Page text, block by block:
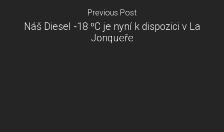
Previous Post
Náš Diesel -18 ºC je nyní k dispozici v La
Jonqueře